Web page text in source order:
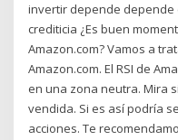
invertir depende depende
crediticia ¿Es buen
Amazon.com? Vamos a
Amazon.com. El RSI de
en una zona neutra. Mira
vendida. Si es así podría
acciones. Te